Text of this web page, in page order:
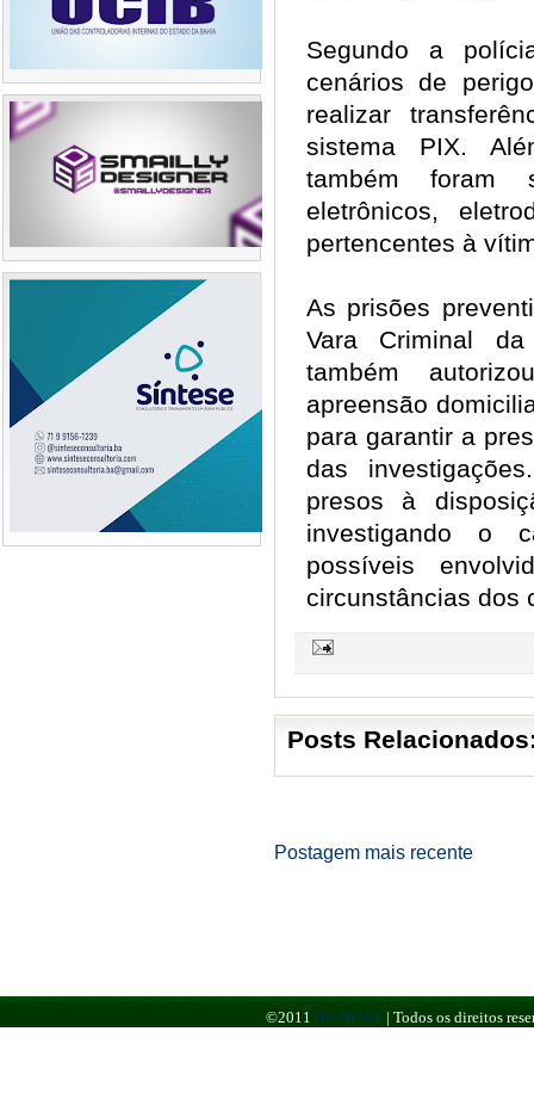
Segundo a
cenários de
realizar
sistema PIX.
também foram
eletrônicos,
pertencentes à
As prisões
Vara Criminal
também
apreensão
para garantir a
das
presos à
investigando o
possíveis
circunstâncias dos
Posts
Postagem mais recente
©2011 BR NEWS | Todos os direitos